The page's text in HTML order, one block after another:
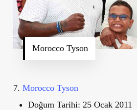
Morocco Tyson
7. Morocco Tyson
Doğum Tarihi: 25 Ocak 2011